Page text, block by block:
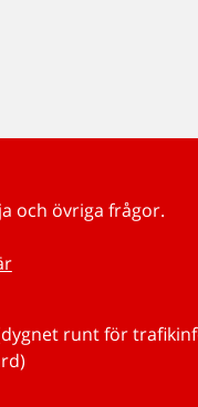
och övriga frågor.
runt för